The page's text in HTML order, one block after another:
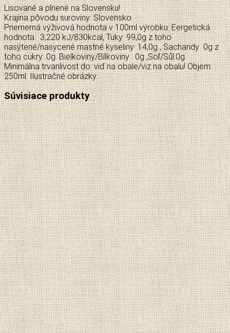
Lisované a plnené na Slovensku!
Krajina pôvodu suroviny: Slovensko
Priemerná výživová hodnota v 100ml výrobku: Eergetická
hodnota: 3,220 kJ/830kcal, Tuky: 99,0g z toho
nasýtené/nasycené mastné kyseliny: 14,0g , Sacharidy 0g z
toho cukry: 0g. Bielkoviny/Bílkoviny : 0g ,Soľ/Sůl:0g.
Minimálna trvanlivost do: viď na obale/viz na obalu! Objem:
250ml. Ilustračné obrázky.
Súvisiace produkty